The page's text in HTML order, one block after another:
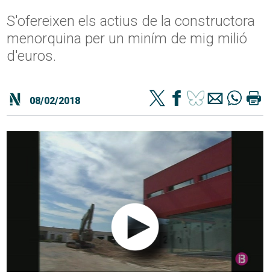
S'ofereixen els actius de la constructora
menorquina per un miním de mig milió
d'euros.
08/02/2018